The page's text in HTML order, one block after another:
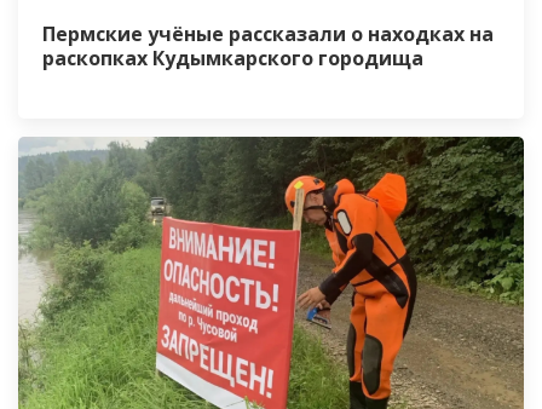
Пермские учёные рассказали о находках на
раскопках Кудымкарского городища